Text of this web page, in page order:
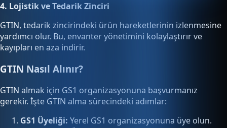
4. Lojistik ve Tedarik Zinciri
GTIN, tedarik zincirindeki ürün hareketlerinin izlenmesine
yardımcı olur. Bu, envanter yönetimini kolaylaştırır ve
kayıpları en aza indirir.
GTIN Nasıl Alınır?
GTIN almak için GS1 organizasyonuna başvurmanız
gerekir. İşte GTIN alma sürecindeki adımlar:
GS1 Üyeliği: Yerel GS1 organizasyonuna üye olun.